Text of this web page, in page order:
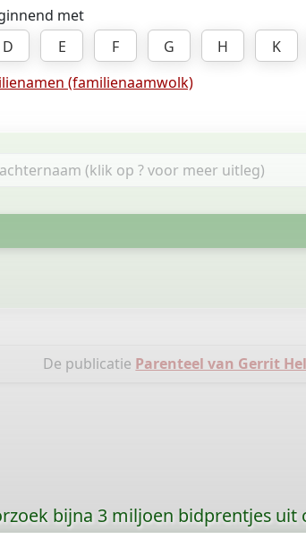
met
D E F G H K
(familienaamwolk)
De publicatie Parenteel van Gerrit
bijna 3 miljoen bidprentjes